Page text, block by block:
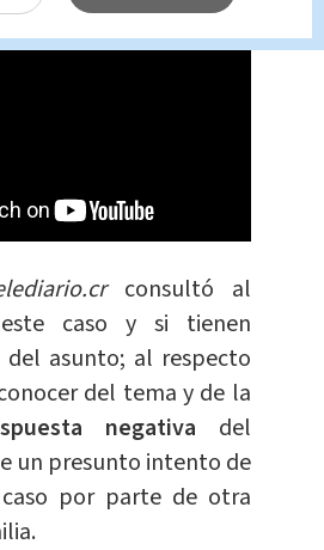
consultó al
caso y si tienen
del asunto; al respecto
del tema y de la
negativa del
un presunto intento de
por parte de otra